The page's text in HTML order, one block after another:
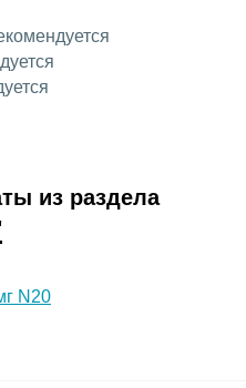
из раздела
N20